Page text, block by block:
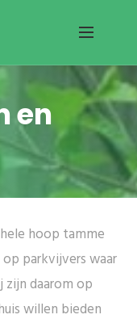
en
hoop tamme
parkvijvers waar
zijn daarom op
willen bieden